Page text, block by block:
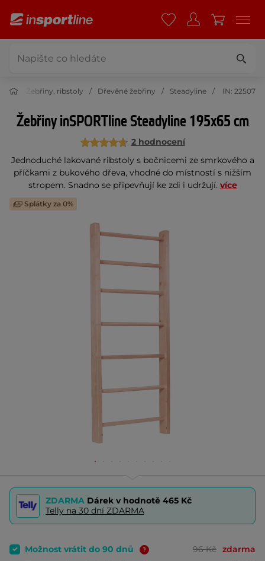
Žebřiny, ribstoly Dřevěné žebřiny Steadyline IN: 22507
Žebřiny inSPORTline Steadyline 195x65 cm
2 hodnocení
Jednoduché lakované ribstoly s bočnicemi ze smrkového a
příčkami z bukového dřeva, vhodné do místností s nižším
stropem. Snadno se připevňují ke zdi i udržují. více
Splátky za 0%
ZDARMA Dárek v hodnotě 465 Kč
Telly na 30 dní ZDARMA
Možnost vrátit do 90 dnů 96 Kč zdarma